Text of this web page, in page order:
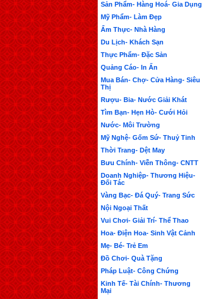
Sản Phẩm- Hàng Hoá- Gia Dụng
Mỹ Phẩm- Làm Đẹp
Ẩm Thực- Nhà Hàng
Du Lịch- Khách Sạn
Thực Phẩm- Đặc Sản
Quảng Cáo- In Ấn
Mua Bán- Chợ- Cửa Hàng- Siêu
Thị
Rượu- Bia- Nước Giải Khát
Tìm Bạn- Hẹn Hò- Cưới Hỏi
Nước- Môi Trường
Mỹ Nghệ- Gốm Sứ- Thuỷ Tinh
Thời Trang- Dệt May
Bưu Chính- Viễn Thông- CNTT
Doanh Nghiệp- Thương Hiệu-
Đối Tác
Vàng Bạc- Đá Quý- Trang Sức
Nội Ngoại Thất
Vui Chơi- Giải Trí- Thể Thao
Hoa- Điện Hoa- Sinh Vật Cảnh
Mẹ- Bé- Trẻ Em
Đồ Chơi- Quà Tặng
Pháp Luật- Công Chứng
Kinh Tế- Tài Chính- Thương
Mại